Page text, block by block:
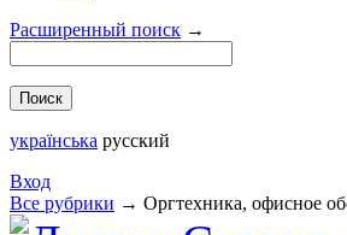
Расширенный поиск →
українська русский
Вход
Все рубрики → Оргтехника, офисное